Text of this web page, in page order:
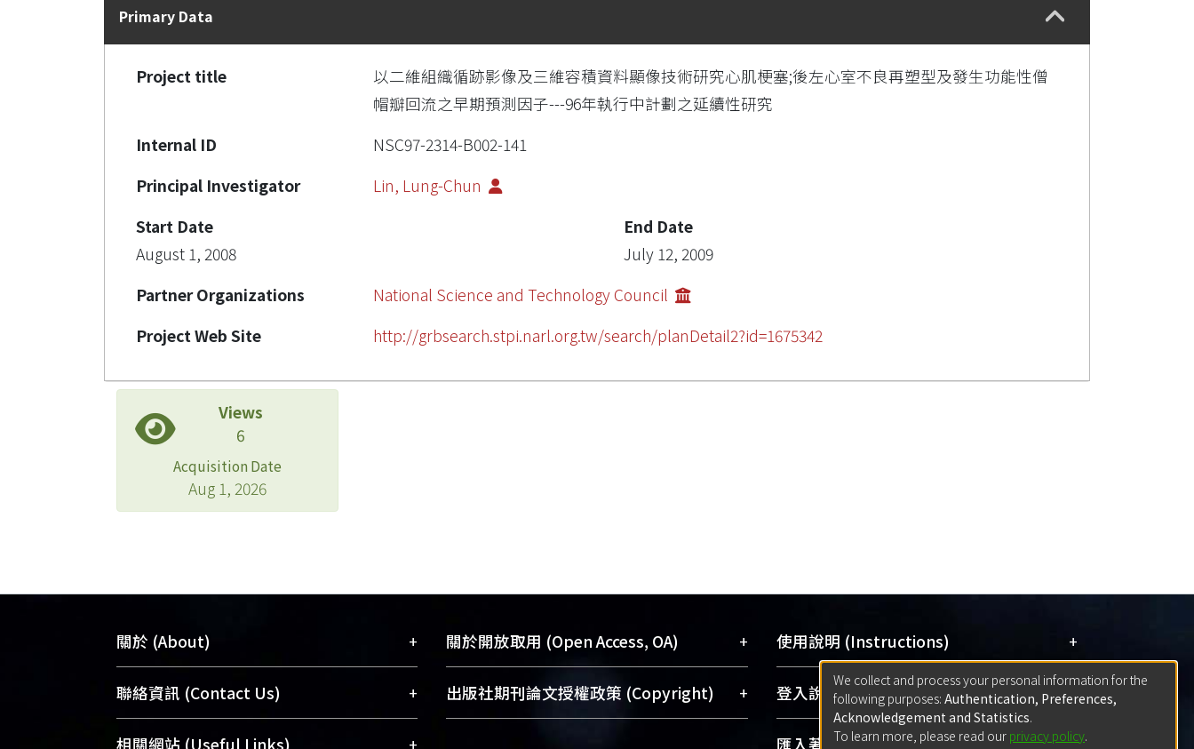
Primary Data
Project title
以二維組織循跡影像及三維容積資料顯像技術研究心肌梗塞;後左心室不良再塑型及發生功能性僧
帽瓣回流之早期預測因子---96年執行中計劃之延續性研究
Internal ID
NSC97-2314-B002-141
Principal Investigator
Lin, Lung-Chun
Start Date
August 1, 2008
End Date
July 12, 2009
Partner Organizations
National Science and Technology Council
Project Web Site
http://grbsearch.stpi.narl.org.tw/search/planDetail2?id=1675342
Views
6
Acquisition Date
Aug 1, 2026
關於 (About) +
臺大位居世界頂尖大學之列，為永久珍藏
及向國際展現本校豐碩的研究成果及學術
能量，圖書館整合機構典藏（NTUR）與學
聯絡資訊 (Contact Us) +
總館學科館員(Main Library)
相關網站 (Useful Links) +
關於開放取用 (Open Access, OA) +
開放取用是從使用者角度提升資訊取用性
的社會運動，應用在學術研究上是透過將
出版社期刊論文授權政策 (Copyright) +
使用說明 (Instructions) +
網站簡介(Quickstart Guide)
使用手冊(Instruction Manual)
線上預約服務(Booking Service)
登入說明 (Sign-in) +
方案一：臺灣大學計算機中心帳號登入
匯入著作 (Submission) +
We collect and process your personal information for the
following purposes: Authentication, Preferences,
Acknowledgement and Statistics.
To learn more, please read our privacy policy.